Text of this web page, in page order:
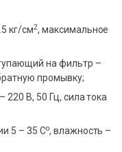
кг/см2, максимальное
на фильтр –
промывку;
220 В, 50 Гц, сила тока
5 – 35 Со, влажность –